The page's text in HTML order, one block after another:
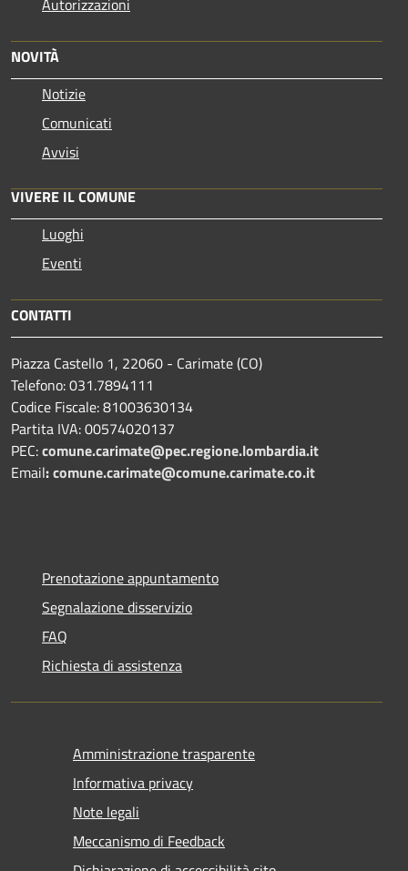
Autorizzazioni
NOVITÀ
Notizie
Comunicati
Avvisi
VIVERE IL COMUNE
Luoghi
Eventi
CONTATTI
Piazza Castello 1, 22060 - Carimate (CO)
Telefono: 031.7894111
Codice Fiscale: 81003630134
Partita IVA: 00574020137
PEC:comune.carimate@pec.regione.lombardia.it
Email:comune.carimate@comune.carimate.co.it
Prenotazione appuntamento
Segnalazione disservizio
FAQ
Richiesta di assistenza
Amministrazione trasparente
Informativa privacy
Note legali
Meccanismo di Feedback